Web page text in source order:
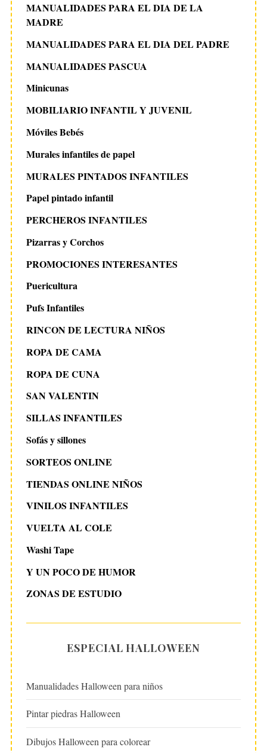
MANUALIDADES PARA EL DIA DE LA
MADRE
MANUALIDADES PARA EL DIA DEL PADRE
MANUALIDADES PASCUA
Minicunas
MOBILIARIO INFANTIL Y JUVENIL
Móviles Bebés
Murales infantiles de papel
MURALES PINTADOS INFANTILES
Papel pintado infantil
PERCHEROS INFANTILES
Pizarras y Corchos
PROMOCIONES INTERESANTES
Puericultura
Pufs Infantiles
RINCON DE LECTURA NIÑOS
ROPA DE CAMA
ROPA DE CUNA
SAN VALENTIN
SILLAS INFANTILES
Sofás y sillones
SORTEOS ONLINE
TIENDAS ONLINE NIÑOS
VINILOS INFANTILES
VUELTA AL COLE
Washi Tape
Y UN POCO DE HUMOR
ZONAS DE ESTUDIO
ESPECIAL HALLOWEEN
Manualidades Halloween para niños
Pintar piedras Halloween
Dibujos Halloween para colorear